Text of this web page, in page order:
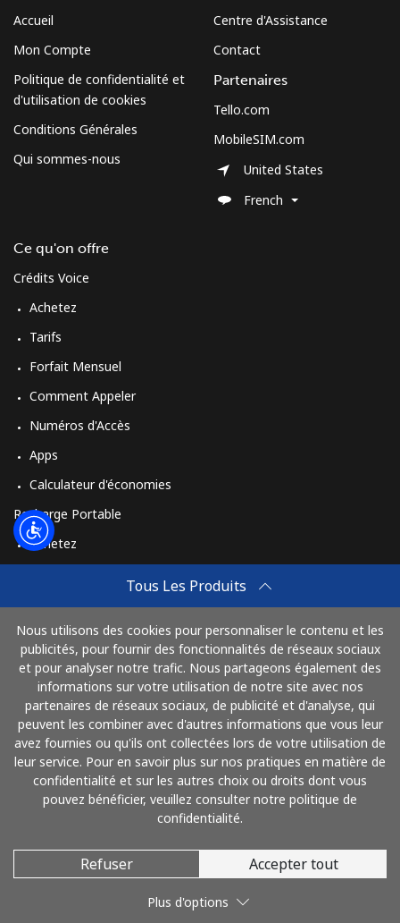
Tous Les Produits
Nous utilisons des cookies pour personnaliser le contenu et les
publicités, pour fournir des fonctionnalités de réseaux sociaux
et pour analyser notre trafic. Nous partageons également des
informations sur votre utilisation de notre site avec nos
partenaires de réseaux sociaux, de publicité et d'analyse, qui
peuvent les combiner avec d'autres informations que vous leur
avez fournies ou qu'ils ont collectées lors de votre utilisation de
leur service. Pour en savoir plus sur nos pratiques en matière de
confidentialité et sur les autres choix ou droits dont vous
pouvez bénéficier, veuillez consulter notre politique de
confidentialité.
Refuser Accepter tout
Plus d'options
Accueil
Mon Compte
Politique de confidentialité et
d'utilisation de cookies
Conditions Générales
Qui sommes-nous
Ce qu'on offre
Crédits Voice
Achetez
Tarifs
Forfait Mensuel
Comment Appeler
Numéros d'Accès
Apps
Calculateur d'économies
Recharge Portable
Achetez
Achetez
Mode de fonctionnement
Centre d'Assistance
Contact
Partenaires
Tello.com
MobileSIM.com
United States
French
Payez avec
© 2026 AlloFrance